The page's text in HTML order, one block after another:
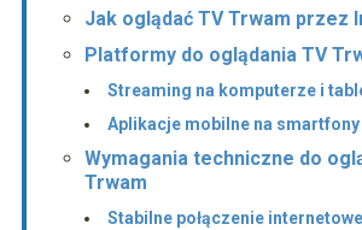
Jak oglądać TV Trwam przez
Platformy do oglądania TV
Streaming na komputerze i
Aplikacje mobilne na smartfony
Wymagania techniczne do
Trwam
Stabilne połączenie internetowe